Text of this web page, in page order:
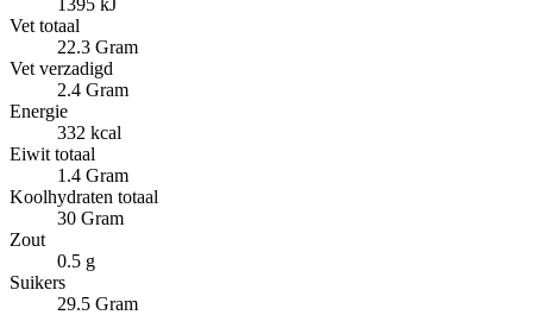
Vet totaal
22.3 Gram
Vet verzadigd
2.4 Gram
Energie
332 kcal
Eiwit totaal
1.4 Gram
Koolhydraten totaal
30 Gram
Zout
0.5 g
Suikers
29.5 Gram